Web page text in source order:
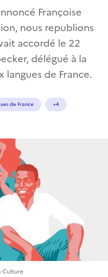
Françoise
nous republions
accordé le 22
délégué à la
langues de France.
de France +4
Culture